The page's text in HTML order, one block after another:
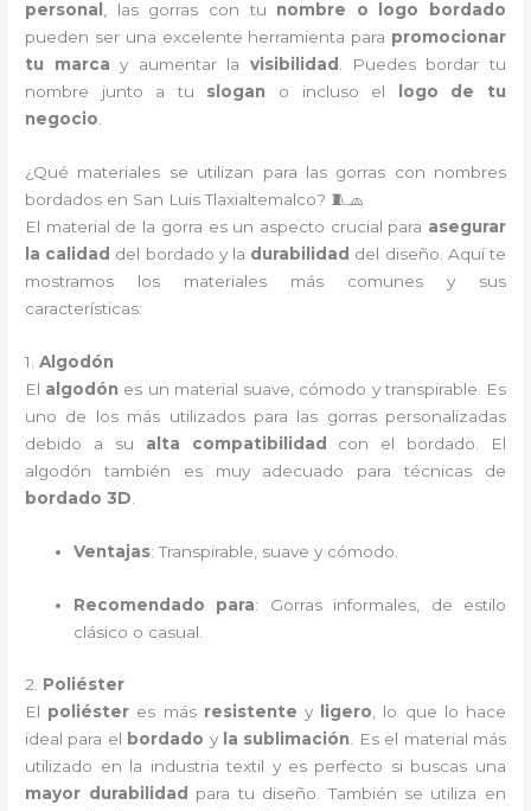
personal , las gorras con tu nombre o logo bordado
pueden ser una excelente herramienta para promocionar
tu marca y aumentar la visibilidad
. Puedes bordar tu
nombre junto a tu slogan o incluso el
logo de tu
negocio
¿Qué materiales se utilizan para las gorras con nombres
bordados en San Luis Tlaxialtemalco? 🧵🧢
El material de la gorra es un aspecto crucial para asegurar
la calidad del bordado y la durabilidad del diseño. Aquí te
mostramos los materiales más comunes y sus
características:
1.Algodón
El algodón es un material suave, cómodo y transpirable. Es
uno de los más utilizados para las gorras personalizadas
debido a su alta compatibilidad
con el bordado. El
algodón también es muy adecuado para técnicas de
bordado 3D
Ventajas: Transpirable, suave y cómodo.
Recomendado para: Gorras informales, de estilo
clásico o casual.
2. Poliéster
El poliéster es más resistente y ligero, lo que lo hace
ideal para el bordado y la sublimación. Es el material más
utilizado en la industria textil y es perfecto si buscas una
mayor durabilidad
para tu diseño. También se utiliza en